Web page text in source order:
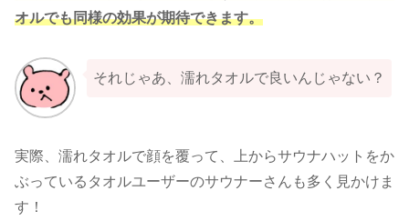
オルでも同様の効果が期待できます。
それじゃあ、濡れタオルで良いんじゃない？
実際、濡れタオルで顔を覆って、上からサウナハットをか
ぶっているタオルユーザーのサウナーさんも多く見かけま
す！